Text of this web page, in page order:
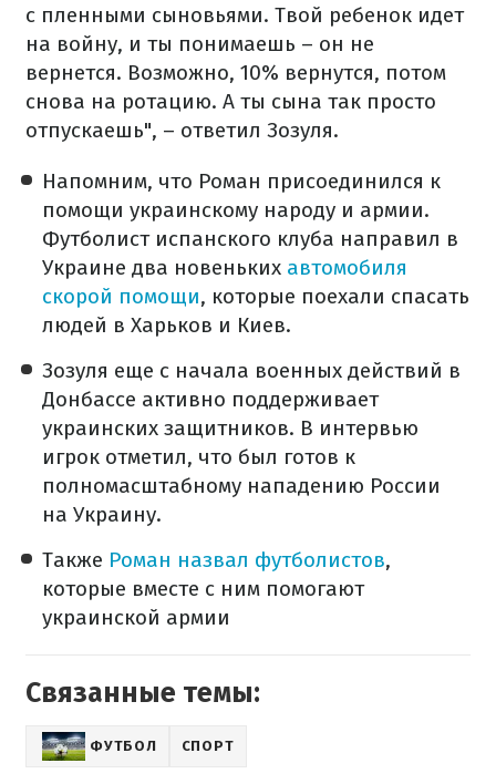
с пленными сыновьями. Твой ребенок идет
на войну, и ты понимаешь – он не
вернется. Возможно, 10% вернутся, потом
снова на ротацию. А ты сына так просто
отпускаешь", – ответил Зозуля.
Напомним, что Роман присоединился к
помощи украинскому народу и армии.
Футболист испанского клуба направил в
Украине два новеньких автомобиля
скорой помощи, которые поехали спасать
людей в Харьков и Киев.
Зозуля еще с начала военных действий в
Донбассе активно поддерживает
украинских защитников. В интервью
игрок отметил, что был готов к
полномасштабному нападению России
на Украину.
Также Роман назвал футболистов,
которые вместе с ним помогают
украинской армии
Связанные темы:
ФУТБОЛ СПОРТ